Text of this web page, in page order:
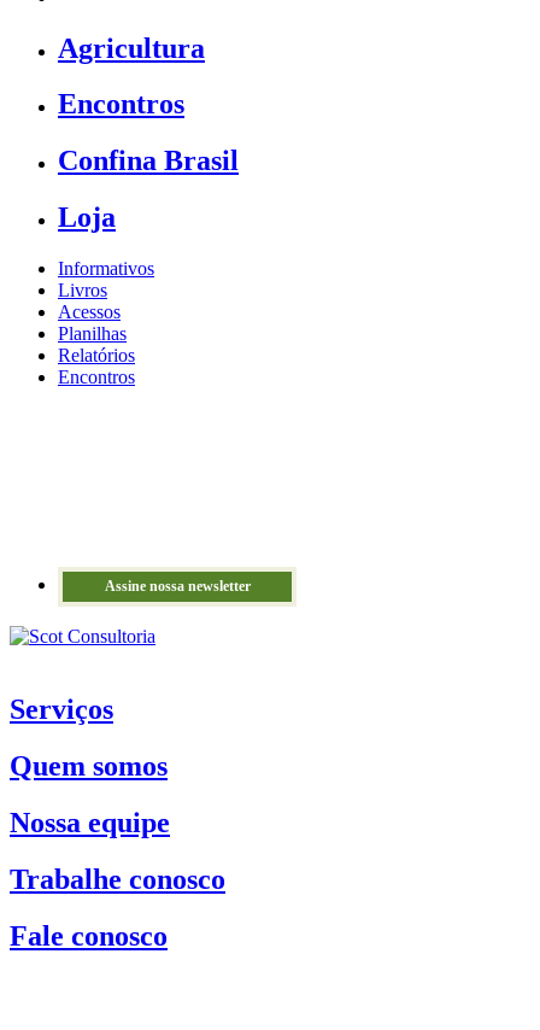
Agricultura
Encontros
Confina Brasil
Loja
Informativos
Livros
Acessos
Planilhas
Relatórios
Encontros
Assine nossa newsletter
Serviços
Quem somos
Nossa equipe
Trabalhe conosco
Fale conosco